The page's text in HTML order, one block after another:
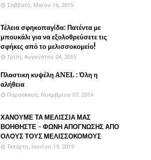
Σάββατο, Μαΐου 16, 2015
Τέλεια σφηκοπαγίδα: Πατέντα με
μπουκάλι για να εξολοθρεύσετε τις
σφήκες από το μελισσοκομείο!
Τρίτη, Αυγούστου 04, 2015
Πλαστικη κυψέλη ANEL : Όλη η
αλήθεια
Παρασκευή, Νοεμβρίου 07, 2014
ΧΑΝΟΥΜΕ ΤΑ ΜΕΛΙΣΣΙΑ ΜΑΣ
ΒΟΗΘΗΣΤΕ - ΦΩΝΗ ΑΠΟΓΝΩΣΗΣ ΑΠΟ
ΟΛΟΥΣ ΤΟΥΣ ΜΕΛΙΣΣΟΚΟΜΟΥΣ
Τετάρτη, Ιουνίου 19, 2019